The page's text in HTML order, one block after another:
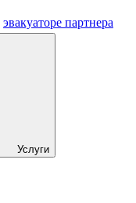
эвакуаторе партнера
Услуги